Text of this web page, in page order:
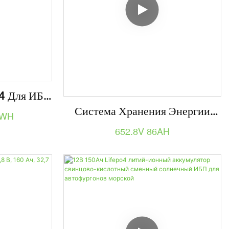
Для ИБП
Система Хранения Энергии
Литиевой Батареи 652,8 В 86
Хранения Энергии
652.8V 86AH